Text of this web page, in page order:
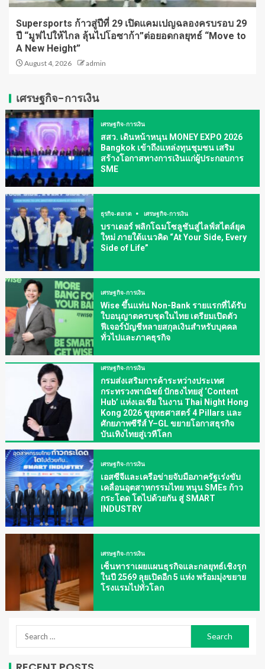
Supersports ก้าวสู่ปีที่ 29 เปิดแคมเปญฉลองครบรอบ 29
ปี “มูฟไปให้ไกล ลุ้นไปโอซาก้า”ต่อยอดกลยุทธ์ “Move to
A New Height”
August 4, 2026 admin
เศรษฐกิจ-การเงิน
เศรษฐกิจ-การเงิน
สสว. เดินหน้าหนุน MONEY EXPO 2026
Bangkok เข้าถึงแหล่งทุนชุมชน เสริม
สร้างโอกาสทางการเงินแก่ผู้ประกอบการ
SME
ธุรกิจ-ตลาด เศรษฐกิจ-การเงิน
บราเดอร์ พลิกโฉมโซลูชันสู่ไลฟ์สไตล์ยุค
ใหม่ ภายใต้แนวคิด “At Your Side, Every
Side of Life”
เศรษฐกิจ-การเงิน
Wise ขึ้นแท่น Non-Bank รายแรกที่ได้รับ
ใบอนุญาตครบชุดในไทย เตรียมเปิดตัว
ฟีเจอร์บัญชีหลายสกุลเงินสำหรับบุคคล
ทั่วไปและภาคธุรกิจ
เศรษฐกิจ-การเงิน
กรมส่งเสริมการค้าระหว่างประเทศ
กระทรวงพาณิชย์ ปักธงไทยสู่ ‘Content
Hub’ แห่งเอเชีย ในงาน Thai Night Hong
Kong 2026 ชูยุทธศาสตร์ 4 Pillars และ
ศักยภาพซีรีส์ Y–GL ขยายโอกาสธุรกิจ
บันเทิงไทยสู่เวทีโลก
เศรษฐกิจ-การเงิน
เอสซีจีและเครือข่ายจับมือภาครัฐเร่งขับ
เคลื่อนอุตสาหกรรมไทย หนุน SMEs ก้าว
กระโดด โตไปด้วยกัน สู่ SMART
INDUSTRY
เศรษฐกิจ-การเงิน
เซ็นทาราเผยแผนธุรกิจและกลยุทธ์เชิงรุก
ในปี 2569 ลุยเปิดอีก 5 แห่ง พร้อมมุ่งขยาย
โรงแรมไปทั่วโลก